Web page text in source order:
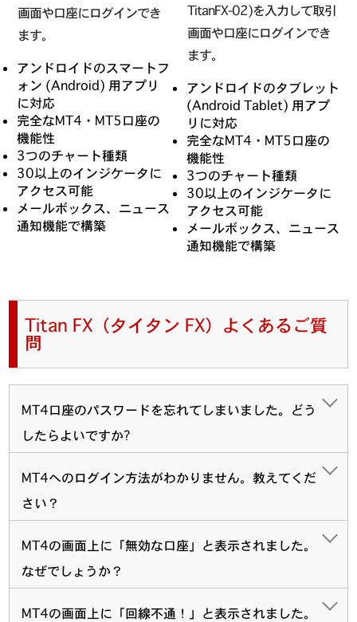
画面や口座にログインでき
ます。
アンドロイドのスマートフ
ォン (Android) 用アプリ
に対応
完全なMT4・MT5口座の
機能性
3つのチャート種類
30以上のインジケータに
アクセス可能
メールボックス、ニュース
通知機能で構築
TitanFX-02)を入力して取引
画面や口座にログインでき
ます。
アンドロイドのタブレット
(Android Tablet) 用アプ
リに対応
完全なMT4・MT5口座の
機能性
3つのチャート種類
30以上のインジケータに
アクセス可能
メールボックス、ニュース
通知機能で構築
Titan FX（タイタン FX）よくあるご質
問
MT4口座のパスワードを忘れてしまいました。どう
したらよいですか?
MT4へのログイン方法がわかりません。教えてくだ
さい？
MT4の画面上に「無効な口座」と表示されました。
なぜでしょうか？
MT4の画面上に「回線不通！」と表示されました。